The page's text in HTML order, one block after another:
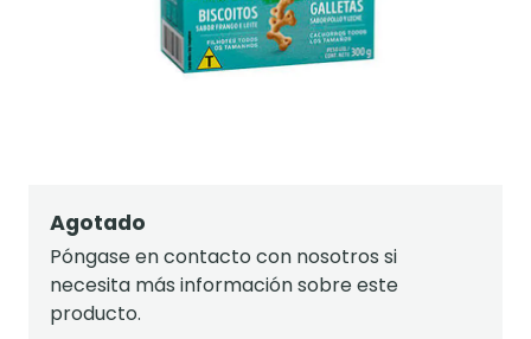
Agotado
Póngase en contacto con nosotros si
necesita más información sobre este
producto.